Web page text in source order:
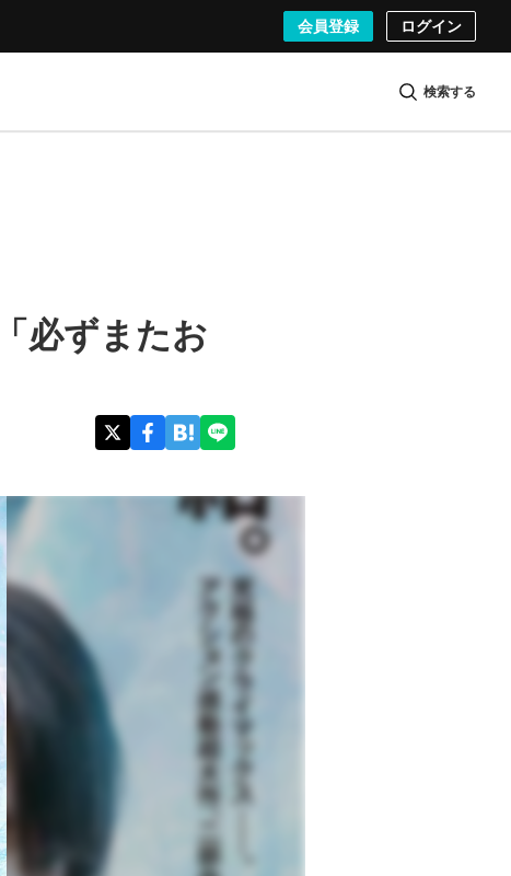
会員登録 ログイン
検索する
必ずまたお